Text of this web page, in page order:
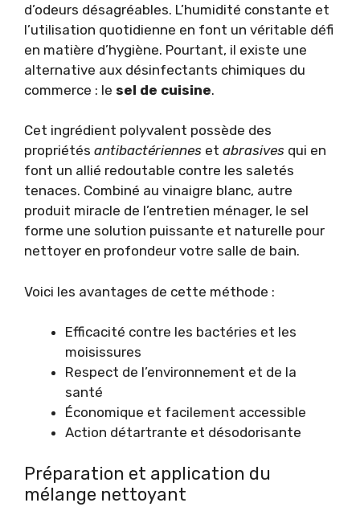
d’odeurs désagréables. L’humidité constante et
l’utilisation quotidienne en font un véritable défi
en matière d’hygiène. Pourtant, il existe une
alternative aux désinfectants chimiques du
commerce : le sel de cuisine.
Cet ingrédient polyvalent possède des
propriétés antibactériennes et abrasives qui en
font un allié redoutable contre les saletés
tenaces. Combiné au vinaigre blanc, autre
produit miracle de l’entretien ménager, le sel
forme une solution puissante et naturelle pour
nettoyer en profondeur votre salle de bain.
Voici les avantages de cette méthode :
Efficacité contre les bactéries et les
moisissures
Respect de l’environnement et de la
santé
Économique et facilement accessible
Action détartrante et désodorisante
Préparation et application du
mélange nettoyant